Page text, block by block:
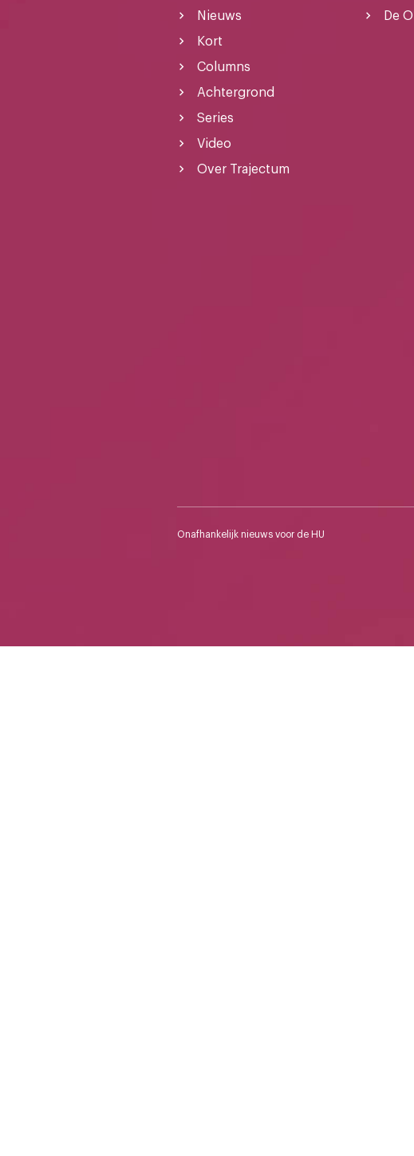
Nieuws
Kort
Columns
Achtergrond
Series
Video
Over Trajectum
De
Onafhankelijk nieuws voor de HU